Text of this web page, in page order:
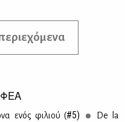
ενός φι­λιού (#5)
De la